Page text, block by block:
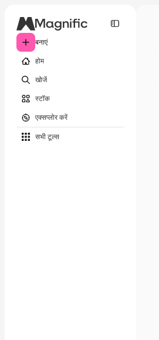
बनाएं
होम
खोजें
स्टॉक
एक्सप्लोर करें
सभी टूल्‍स